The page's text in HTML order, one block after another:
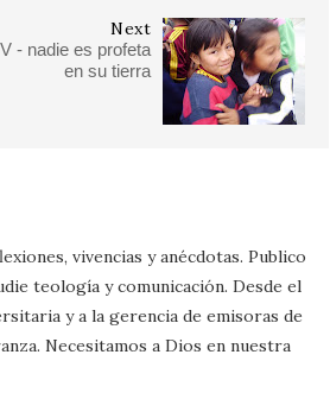
Next
- nadie es profeta
en su tierra
vivencias y anécdotas. Publico
teología y comunicación. Desde el
y a la gerencia de emisoras de
Necesitamos a Dios en nuestra